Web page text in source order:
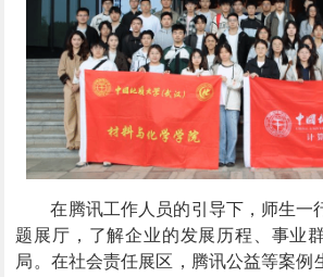
在腾讯工作人员的引导下，师生一
题展厅，了解企业的发展历程、事业
局。在社会责任展区，腾讯公益等案例